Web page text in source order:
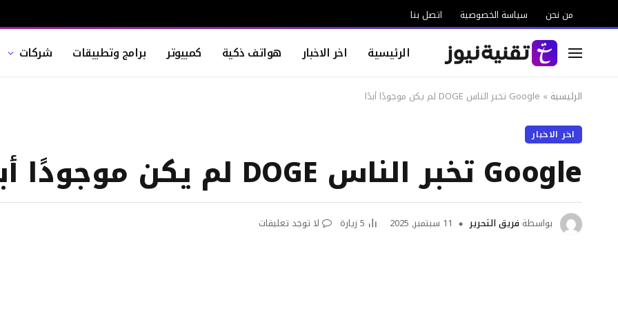
من نحن سياسة الخصوصية اتصل بنا
الرئيسية اخر الاخبار هواتف ذكية كمبيوتر برامج وتطبيقات شركات
الرئيسية » Google تخبر الناس DOGE لم يكن موجودًا أبدًا
اخر الاخبار
Google تخبر الناس DOGE لم يكن موجودًا أبدًا
بواسطة فريق التحرير 11 سبتمبر, 2025 5زيارة لا توجد تعليقات